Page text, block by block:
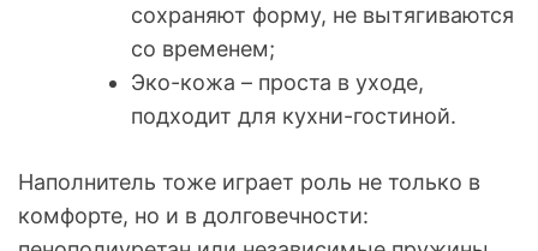
сохраняют форму, не вытягиваются
со временем;
Эко-кожа – проста в уходе,
подходит для кухни-гостиной.
Наполнитель тоже играет роль не только в
комфорте, но и в долговечности: